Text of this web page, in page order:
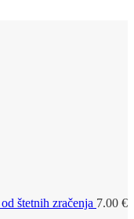
štetnih zračenja 7.00 €